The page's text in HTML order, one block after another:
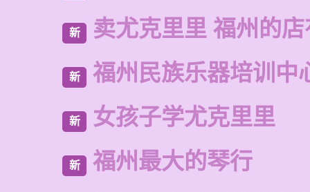
新 卖尤克里里 福州的
新 福州民族乐器培训中
新 女孩子学尤克里里
新 福州最大的琴行